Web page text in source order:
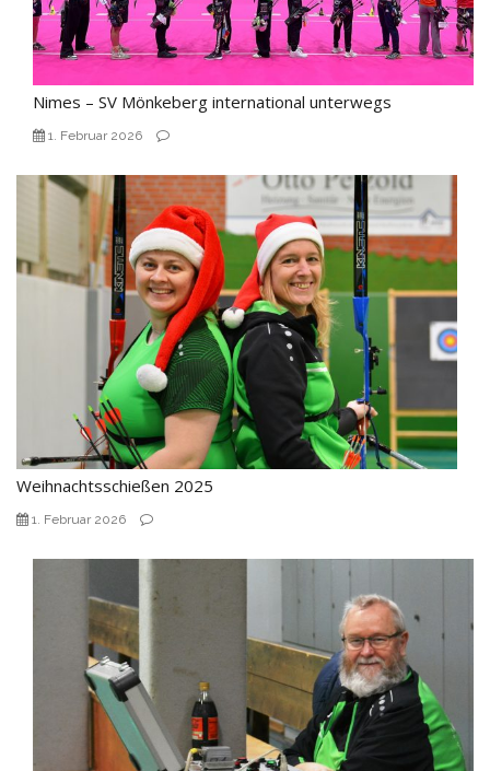
Nimes – SV Mönkeberg international unterwegs
1. Februar 2026
Weihnachtsschießen 2025
1. Februar 2026